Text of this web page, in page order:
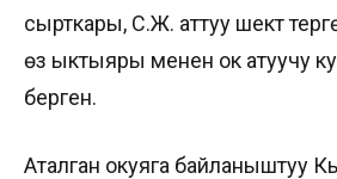
сырткары, С.Ж. аттуу шектүү
өз ыктыяры менен ок атуучу
берген.
Аталган окуяга байланыштуу